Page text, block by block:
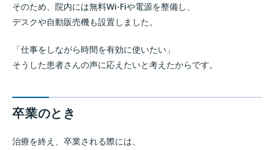
そのため、院内には無料Wi-Fiや電源を整備し、
デスクや自動販売機も設置しました。
「仕事をしながら時間を有効に使いたい」
そうした患者さんの声に応えたいと考えたからです。
卒業のとき
治療を終え、卒業される際には、